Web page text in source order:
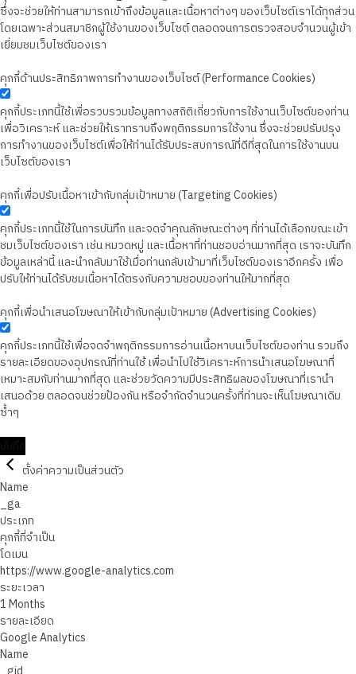
ซึ่งจะช่วยให้ท่านสามารถเข้าถึงข้อมูลและเนื้อหาต่างๆ ของเว็บไซต์เราได้ทุกส่วน
โดยเฉพาะส่วนสมาชิกผู้ใช้งานของเว็บไซต์ ตลอดจนการตรวจสอบจำนวนผู้เข้า
เยี่ยมชมเว็บไซต์ของเรา
คุกกี้ด้านประสิทธิภาพการทำงานของเว็บไซต์ (Performance Cookies)
คุกกี้ประเภทนี้ใช้เพื่อรวบรวมข้อมูลทางสถิติเกี่ยวกับการใช้งานเว็บไซต์ของท่าน
เพื่อวิเคราะห์ และช่วยให้เราทราบถึงพฤติกรรมการใช้งาน ซึ่งจะช่วยปรับปรุง
การทำงานของเว็บไซต์เพื่อให้ท่านได้รับประสบการณ์ที่ดีที่สุดในการใช้งานบน
เว็บไซต์ของเรา
คุกกี้เพื่อปรับเนื้อหาเข้ากับกลุ่มเป้าหมาย (Targeting Cookies)
คุกกี้ประเภทนี้ใช้ในการบันทึก และจดจำคุณลักษณะต่างๆ ที่ท่านได้เลือกขณะเข้า
ชมเว็บไซต์ของเรา เช่น หมวดหมู่ และเนื้อหาที่ท่านชอบอ่านมากที่สุด เราจะบันทึก
ข้อมูลเหล่านี้ และนำกลับมาใช้เมื่อท่านกลับเข้ามาที่เว็บไซต์ของเราอีกครั้ง เพื่อ
ปรับให้ท่านได้รับชมเนื้อหาได้ตรงกับความชอบของท่านให้มากที่สุด
คุกกี้เพื่อนำเสนอโฆษณาให้เข้ากับกลุ่มเป้าหมาย (Advertising Cookies)
คุกกี้ประเภทนี้ใช้เพื่อจดจำพฤติกรรมการอ่านเนื้อหาบนเว็บไซต์ของท่าน รวมถึง
รายละเอียดของอุปกรณ์ที่ท่านใช้ เพื่อนำไปใช้วิเคราะห์การนำเสนอโฆษณาที่
เหมาะสมกับท่านมากที่สุด และช่วยวัดความมีประสิทธิผลของโฆษณาที่เรานำ
เสนอด้วย ตลอดจนช่วยป้องกัน หรือจำกัดจำนวนครั้งที่ท่านจะเห็นโฆษณาเดิม
ซ้ำๆ
ตั้งค่าความเป็นส่วนตัว
Name
_ga
ประเภท
คุกกี้ที่จำเป็น
โดเมน
https://www.google-analytics.com
ระยะเวลา
1 Months
รายละเอียด
Google Analytics
Name